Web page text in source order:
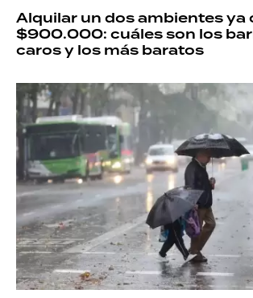
Alquilar un dos ambientes ya
$900.000: cuáles son los
caros y los más baratos